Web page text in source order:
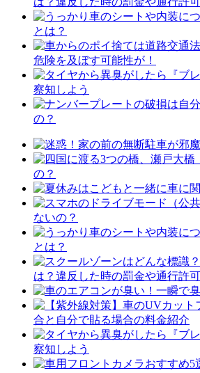
とは？
危険を及ぼす可能性が！
察知しよう
の？
の？
ないの？
とは？
は？違反した時の罰金や通行許
合と自分で貼る場合の料金紹介
察知しよう